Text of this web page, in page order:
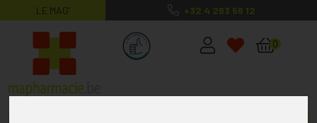
LE MAG’ +32 4 263 56 12
MaPharmacie.be ma santé, mes
0